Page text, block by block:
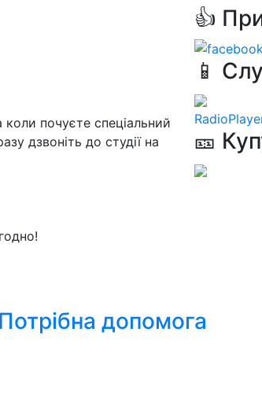
почуєте спеціальний
дзвоніть до студії на
👍
📱
🎫
Потрібна допомога